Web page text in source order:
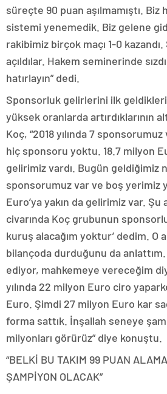
süreçte 90 puan aşılmamıştı.
sistemi yenemedik. Biz gelene
rakibimiz birçok maçı 1-0
açıldılar. Hakem seminerinde
hatırlayın” dedi.
Sponsorluk gelirlerini ilk
yüksek oranlarda artırdıklarının
Koç, “2018 yılında 7
hiç sponsoru yoktu. 18.7 milyon
gelirimiz vardı. Bugün geldiğimiz
sponsorumuz var ve boş yerimiz
Euro’ya yakın da gelirimiz var. Şu
civarında Koç grubunun
kuruş alacağım yoktur’ dedim. O
bilançoda durduğunu da anlattım.
ediyor, mahkemeye vereceğim
yılında 22 milyon Euro ciro
Euro. Şimdi 27 milyon Euro kar
forma sattık. İnşallah seneye
milyonları görürüz” diye konuştu.
“BELKİ BU TAKIM 99 PUAN
ŞAMPİYON OLACAK”